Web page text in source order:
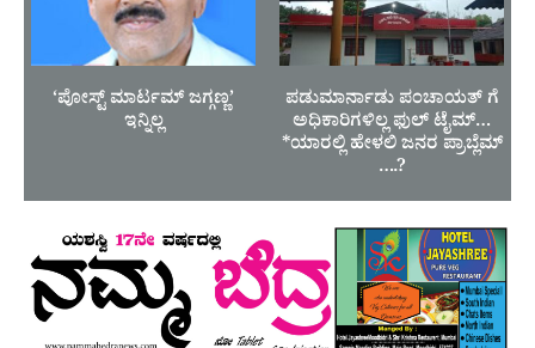
‘ಪೋಸ್ಟ್ ಮಾರ್ಟಮ್ ಜಗ್ಗಣ್ಣ’
ಇನ್ನಿಲ್ಲ
ಪಡುಮಾರ್ನಾಡು ಪಂಚಾಯತ್ ಗೆ
ಅಧಿಕಾರಿಗಳಿಲ್ಲ ಫುಲ್ ಟೈಮ್…
*ಯಾರಲ್ಲಿ ಹೇಳಲಿ ಜನರ ಪ್ರಾಬ್ಲೆಮ್
….?